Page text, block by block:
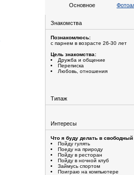
Основное
Знакомства
Познакомлюсь:
с парнем в возрасте 26-30 лет
Цель знакомства:
Дружба и общение
Переписка
Любовь, отношения
Типаж
Интересы
Что я буду делать в свободный
Пойду гулять
Поеду на природу
Пойду в ресторан
Пойду в ночной клуб
Займусь спортом
Поиграю на компьютере